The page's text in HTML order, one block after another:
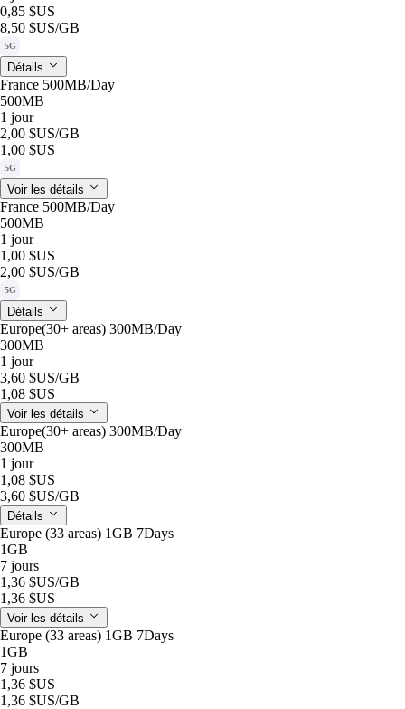
0,85 $US
8,50 $US/GB
5G
Détails
France 500MB/Day
500MB
1 jour
2,00 $US/GB
1,00 $US
5G
Voir les détails
France 500MB/Day
500MB
1 jour
1,00 $US
2,00 $US/GB
5G
Détails
Europe(30+ areas) 300MB/Day
300MB
1 jour
3,60 $US/GB
1,08 $US
Voir les détails
Europe(30+ areas) 300MB/Day
300MB
1 jour
1,08 $US
3,60 $US/GB
Détails
Europe (33 areas) 1GB 7Days
1GB
7 jours
1,36 $US/GB
1,36 $US
Voir les détails
Europe (33 areas) 1GB 7Days
1GB
7 jours
1,36 $US
1,36 $US/GB